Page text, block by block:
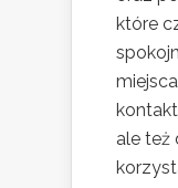
które
ale też